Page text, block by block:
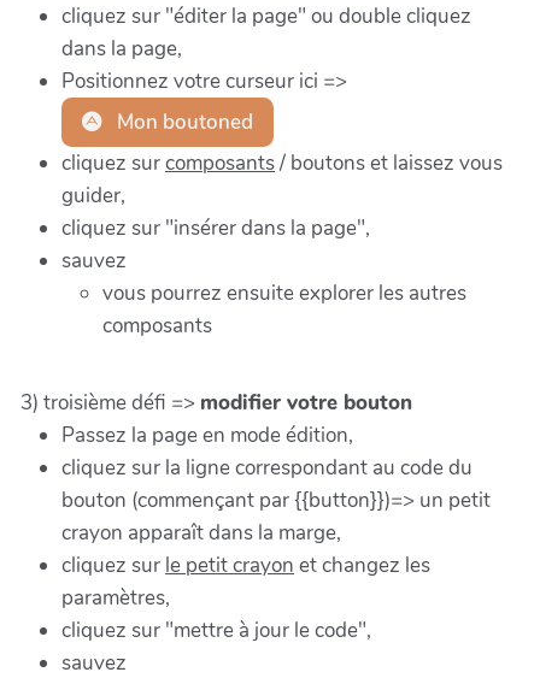
cliquez sur "éditer la page" ou double cliquez
dans la page,
Positionnez votre curseur ici =>
Mon boutoned
cliquez surcomposants/ boutons et laissez vous
guider,
cliquez sur "insérer dans la page",
sauvez
vous pourrez ensuite explorer les autres
composants
3) troisième défi => modifier votre bouton
Passez la page en mode édition,
cliquez sur la ligne correspondant au code du
bouton (commençant par {{button}})=> un petit
crayon apparaît dans la marge,
cliquez sur le petit crayon et changez les
paramètres,
cliquez sur "mettre à jour le code",
sauvez